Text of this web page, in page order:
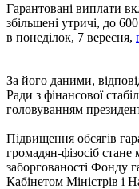
Гарантовані виплати
збільшені утричі, до
в понеділок, 7 вересня,
За його даними,
Ради з фінансової
головуванням
Підвищення обсягів
громадян-фізосіб
заборгованості Фонду
Кабінетом Міністрів і